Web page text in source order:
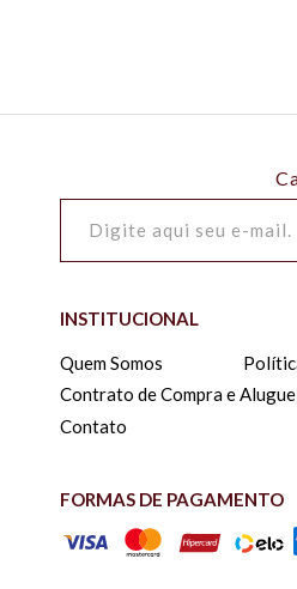
INSTITUCIONAL
Quem Somos
Contrato de Compra e
Contato
FORMAS DE PAGAMENTO